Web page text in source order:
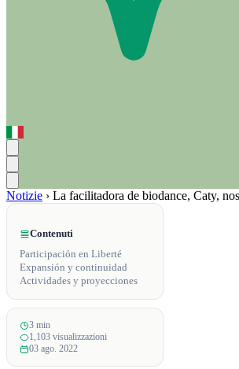
Notizie › La facilitadora de biodance, Caty,
Contenuti
Participación en Liberté
Expansión y continuidad
Actividades y proyecciones
3 min
1,103 visualizzazioni
03 ago. 2022